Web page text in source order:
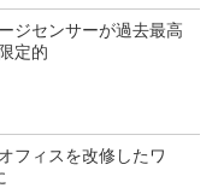
ジセンサーが過去最高
定的
フィスを改修したワ